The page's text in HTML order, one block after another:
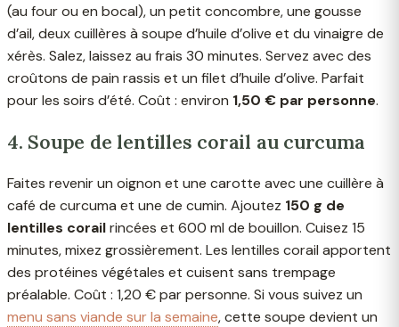
(au four ou en bocal), un petit concombre, une gousse
d’ail, deux cuillères à soupe d’huile d’olive et du vinaigre de
xérès. Salez, laissez au frais 30 minutes. Servez avec des
croûtons de pain rassis et un filet d’huile d’olive. Parfait
pour les soirs d’été. Coût : environ 1,50 € par personne.
4. Soupe de lentilles corail au curcuma
Faites revenir un oignon et une carotte avec une cuillère à
café de curcuma et une de cumin. Ajoutez 150 g de
lentilles corailrincées et 600 ml de bouillon. Cuisez 15
minutes, mixez grossièrement. Les lentilles corail apportent
des protéines végétales et cuisent sans trempage
préalable. Coût : 1,20 € par personne. Si vous suivez un
menu sans viande sur la semaine, cette soupe devient un